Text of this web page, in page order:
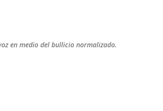
en medio del bullicio normalizado.